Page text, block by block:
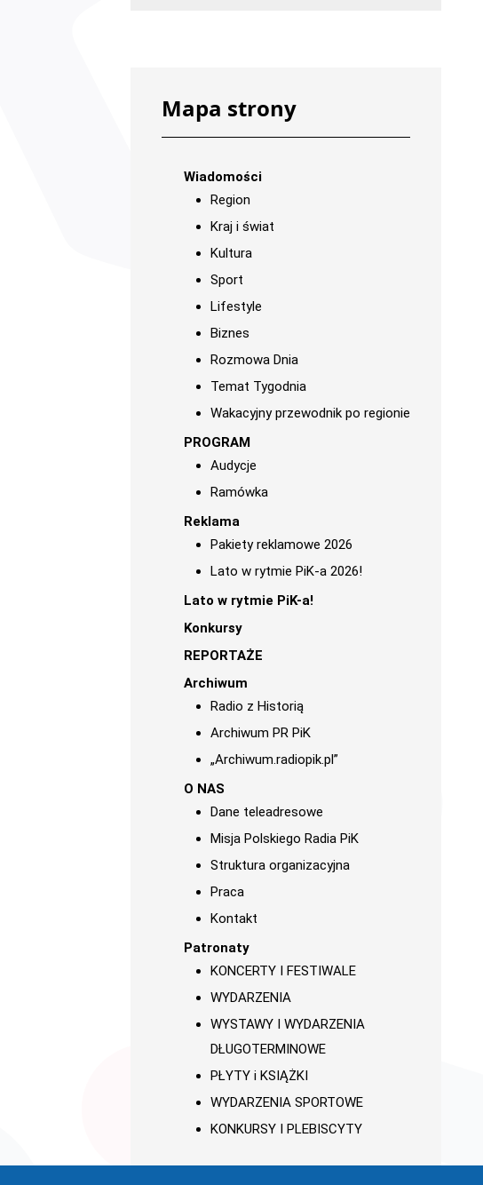
Mapa strony
Wiadomości
Region
Kraj i świat
Kultura
Sport
Lifestyle
Biznes
Rozmowa Dnia
Temat Tygodnia
Wakacyjny przewodnik po regionie
PROGRAM
Audycje
Ramówka
Reklama
Pakiety reklamowe 2026
Lato w rytmie PiK-a 2026!
Lato w rytmie PiK-a!
Konkursy
REPORTAŻE
Archiwum
Radio z Historią
Archiwum PR PiK
„Archiwum.radiopik.pl”
O NAS
Dane teleadresowe
Misja Polskiego Radia PiK
Struktura organizacyjna
Praca
Kontakt
Patronaty
KONCERTY I FESTIWALE
WYDARZENIA
WYSTAWY I WYDARZENIA
DŁUGOTERMINOWE
PŁYTY i KSIĄŻKI
WYDARZENIA SPORTOWE
KONKURSY I PLEBISCYTY